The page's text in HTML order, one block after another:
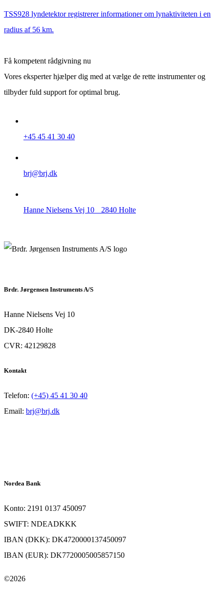
TSS928 lyndetektor registrerer informationer om lynaktiviteten i en
radius af 56 km.
Få kompetent rådgivning nu
Vores eksperter hjælper dig med at vælge de rette instrumenter og
tilbyder fuld support for optimal brug.
+45 45 41 30 40
brj@brj.dk
Hanne Nielsens Vej 10 2840 Holte
Brdr. Jørgensen Instruments A/S
Hanne Nielsens Vej 10
DK-2840 Holte
CVR: 42129828
Kontakt
Telefon: (+45) 45 41 30 40
Email: brj@brj.dk
Nordea Bank
Konto: 2191 0137 450097
SWIFT: NDEADKKK
IBAN (DKK): DK4720000137450097
IBAN (EUR): DK7720005005857150
©2026